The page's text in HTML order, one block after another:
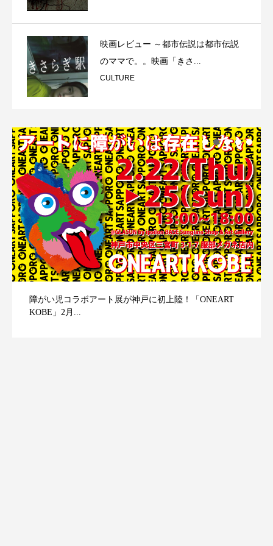
映画レビュー ～都市伝説は都市伝説
のママで。。映画「きさ...
CULTURE
障がい児コラボアート展が神戸に初上陸！「ONEART
KOBE」2月...